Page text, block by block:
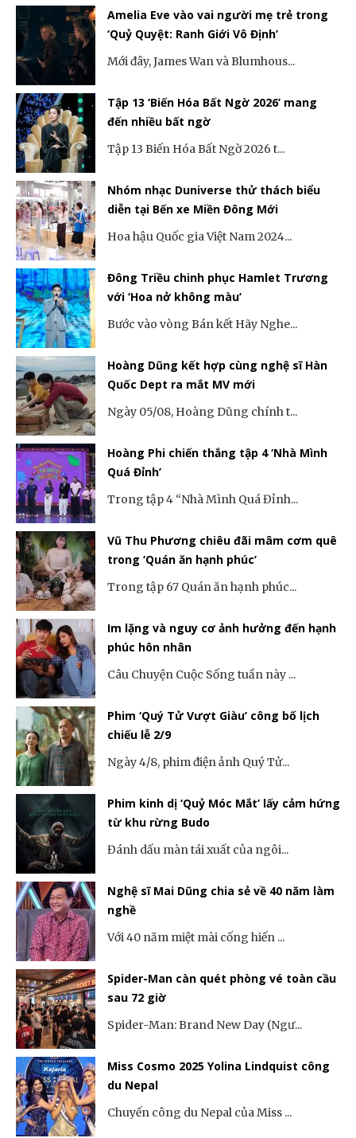
Amelia Eve vào vai người mẹ trẻ trong
‘Quỷ Quyệt: Ranh Giới Vô Định’
Mới đây, James Wan và Blumhous...
Tập 13 ‘Biến Hóa Bất Ngờ 2026’ mang
đến nhiều bất ngờ
Tập 13 Biến Hóa Bất Ngờ 2026 t...
Nhóm nhạc Duniverse thử thách biểu
diễn tại Bến xe Miền Đông Mới
Hoa hậu Quốc gia Việt Nam 2024...
Đông Triều chinh phục Hamlet Trương
với ‘Hoa nở không màu’
Bước vào vòng Bán kết Hãy Nghe...
Hoàng Dũng kết hợp cùng nghệ sĩ Hàn
Quốc Dept ra mắt MV mới
Ngày 05/08, Hoàng Dũng chính t...
Hoàng Phi chiến thắng tập 4 ‘Nhà Mình
Quá Đỉnh’
Trong tập 4 “Nhà Mình Quá Đỉnh...
Vũ Thu Phương chiêu đãi mâm cơm quê
trong ‘Quán ăn hạnh phúc’
Trong tập 67 Quán ăn hạnh phúc...
Im lặng và nguy cơ ảnh hưởng đến hạnh
phúc hôn nhân
Câu Chuyện Cuộc Sống tuần này ...
Phim ‘Quý Tử Vượt Giàu’ công bố lịch
chiếu lễ 2/9
Ngày 4/8, phim điện ảnh Quý Tử...
Phim kinh dị ‘Quỷ Móc Mắt’ lấy cảm hứng
từ khu rừng Budo
Đánh dấu màn tái xuất của ngôi...
Nghệ sĩ Mai Dũng chia sẻ về 40 năm làm
nghề
Với 40 năm miệt mài cống hiến ...
Spider-Man càn quét phòng vé toàn cầu
sau 72 giờ
Spider-Man: Brand New Day (Ngư...
Miss Cosmo 2025 Yolina Lindquist công
du Nepal
Chuyến công du Nepal của Miss ...